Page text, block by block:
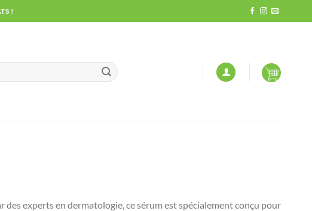
!
experts en dermatologie, ce sérum est spécialement conçu pour